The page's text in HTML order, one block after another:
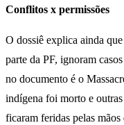
Conflitos x permissões
O dossiê explica ainda
parte da PF, ignoram
no documento é o
indígena foi morto e
ficaram feridas pelas